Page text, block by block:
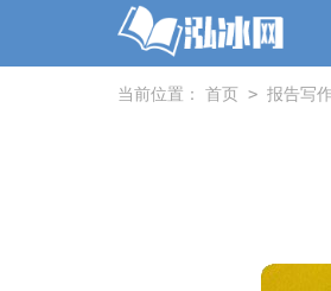
当前位置： 首页 > 报告写